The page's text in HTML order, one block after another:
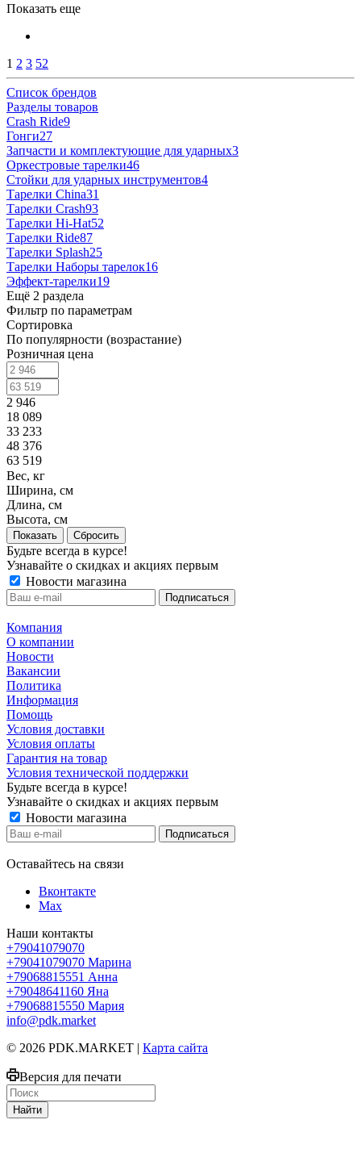
Показать еще
1 2 3 52
Список брендов
Разделы товаров
Crash Ride9
Гонги27
Запчасти и комплектующие для ударных3
Оркестровые тарелки46
Стойки для ударных инструментов4
Тарелки China31
Тарелки Crash93
Тарелки Hi-Hat52
Тарелки Ride87
Тарелки Splash25
Тарелки Наборы тарелок16
Эффект-тарелки19
Ещё 2 раздела
Фильтр по параметрам
Сортировка
По популярности (возрастание)
Розничная цена
2 946
18 089
33 233
48 376
63 519
Вес, кг
Ширина, см
Длина, см
Высота, см
Сбросить
Будьте всегда в курсе!
Узнавайте о скидках и акциях первым
Новости магазина
Компания
О компании
Новости
Вакансии
Политика
Информация
Помощь
Условия доставки
Условия оплаты
Гарантия на товар
Условия технической поддержки
Будьте всегда в курсе!
Узнавайте о скидках и акциях первым
Новости магазина
Оставайтесь на связи
Вконтакте
Max
Наши контакты
+79041079070
+79041079070 Марина
+79068815551 Анна
+79048641160 Яна
+79068815550 Мария
info@pdk.market
© 2026 PDK.MARKET | Карта сайта
Версия для печати
Найти